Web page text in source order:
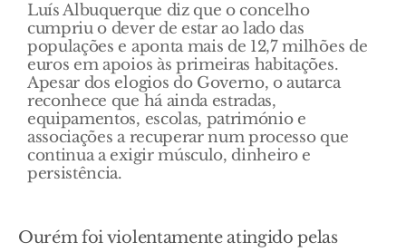
Luís Albuquerque diz que o concelho
cumpriu o dever de estar ao lado das
populações e aponta mais de 12,7 milhões de
euros em apoios às primeiras habitações.
Apesar dos elogios do Governo, o autarca
reconhece que há ainda estradas,
equipamentos, escolas, património e
associações a recuperar num processo que
continua a exigir músculo, dinheiro e
persistência.
Ourém foi violentamente atingido pelas